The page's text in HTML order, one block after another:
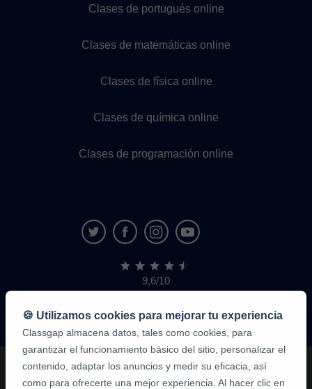
Clases de portugués online
Clases de matemáticas online
Clases de física online
Clases de química online
Clases de programación online
9,6/10
1,339,284
de
alumnos
🍪 Utilizamos cookies para mejorar tu experiencia
Classgap almacena datos, tales como cookies, para
garantizar el funcionamiento básico del sitio, personalizar el
contenido, adaptar los anuncios y medir su eficacia, así
como para ofrecerte una mejor experiencia. Al hacer clic en